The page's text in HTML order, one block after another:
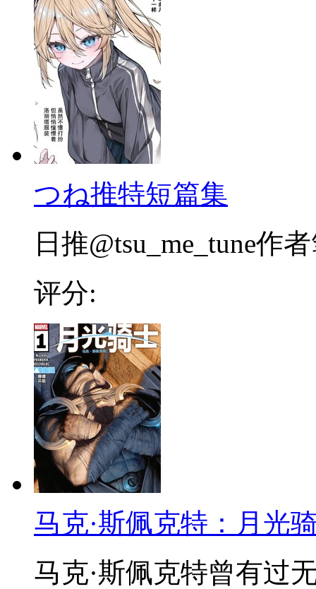
つね推特短篇集
日推@tsu_me_tune作
评分:
马克·斯佩克特：月光
马克·斯佩克特曾有过